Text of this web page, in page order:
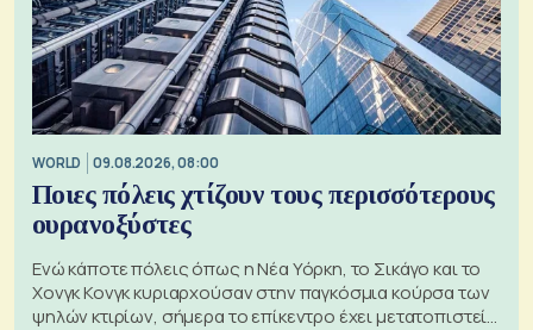
WORLD 09.08.2026, 08:00
Ποιες πόλεις χτίζουν τους περισσότερους
ουρανοξύστες
Ενώ κάποτε πόλεις όπως η Νέα Υόρκη, το Σικάγο και το
Χονγκ Κονγκ κυριαρχούσαν στην παγκόσμια κούρσα των
ψηλών κτιρίων, σήμερα το επίκεντρο έχει μετατοπιστεί